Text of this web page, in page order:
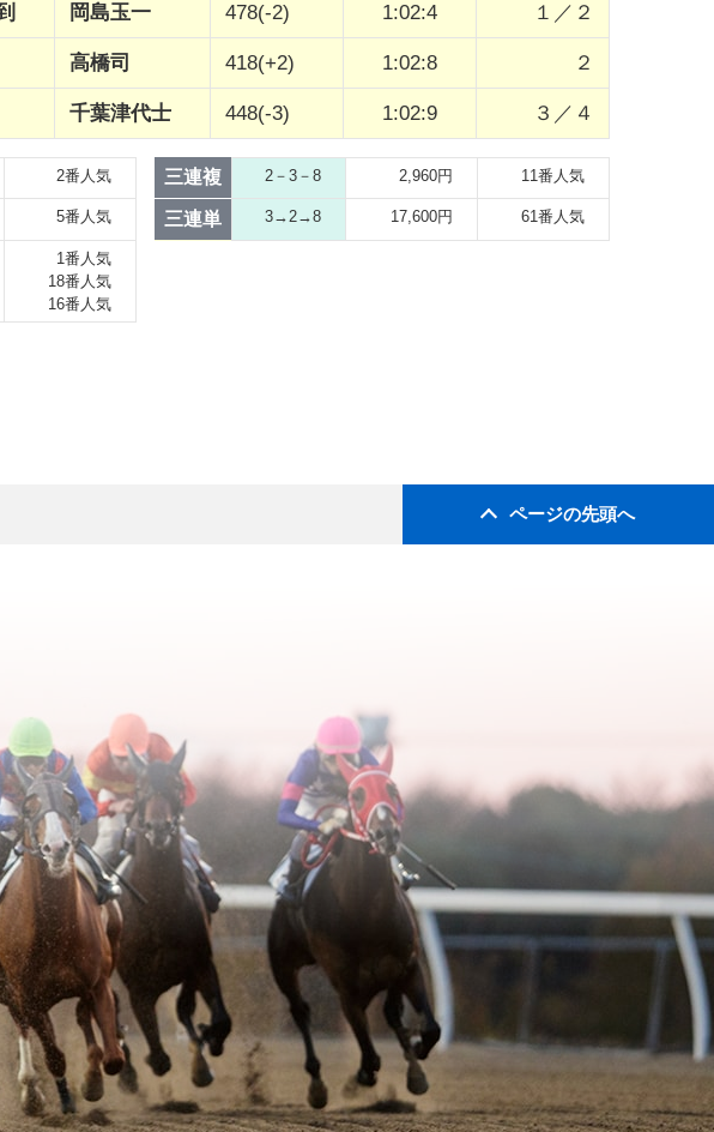
岡島玉一 478(-2) 1:02:4 １／２
高橋司 418(+2) 1:02:8 ２
千葉津代士 448(-3) 1:02:9 ３／４
2番人気
5番人気
1番人気
18番人気
16番人気
三連複 2－3－8 2,960円 11番人気
三連単 3→2→8 17,600円 61番人気
ページの先頭へ